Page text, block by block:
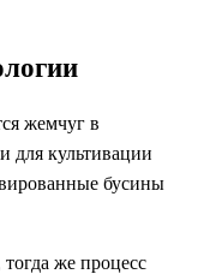
жемчуг в
для культивации
бусины
же процесс